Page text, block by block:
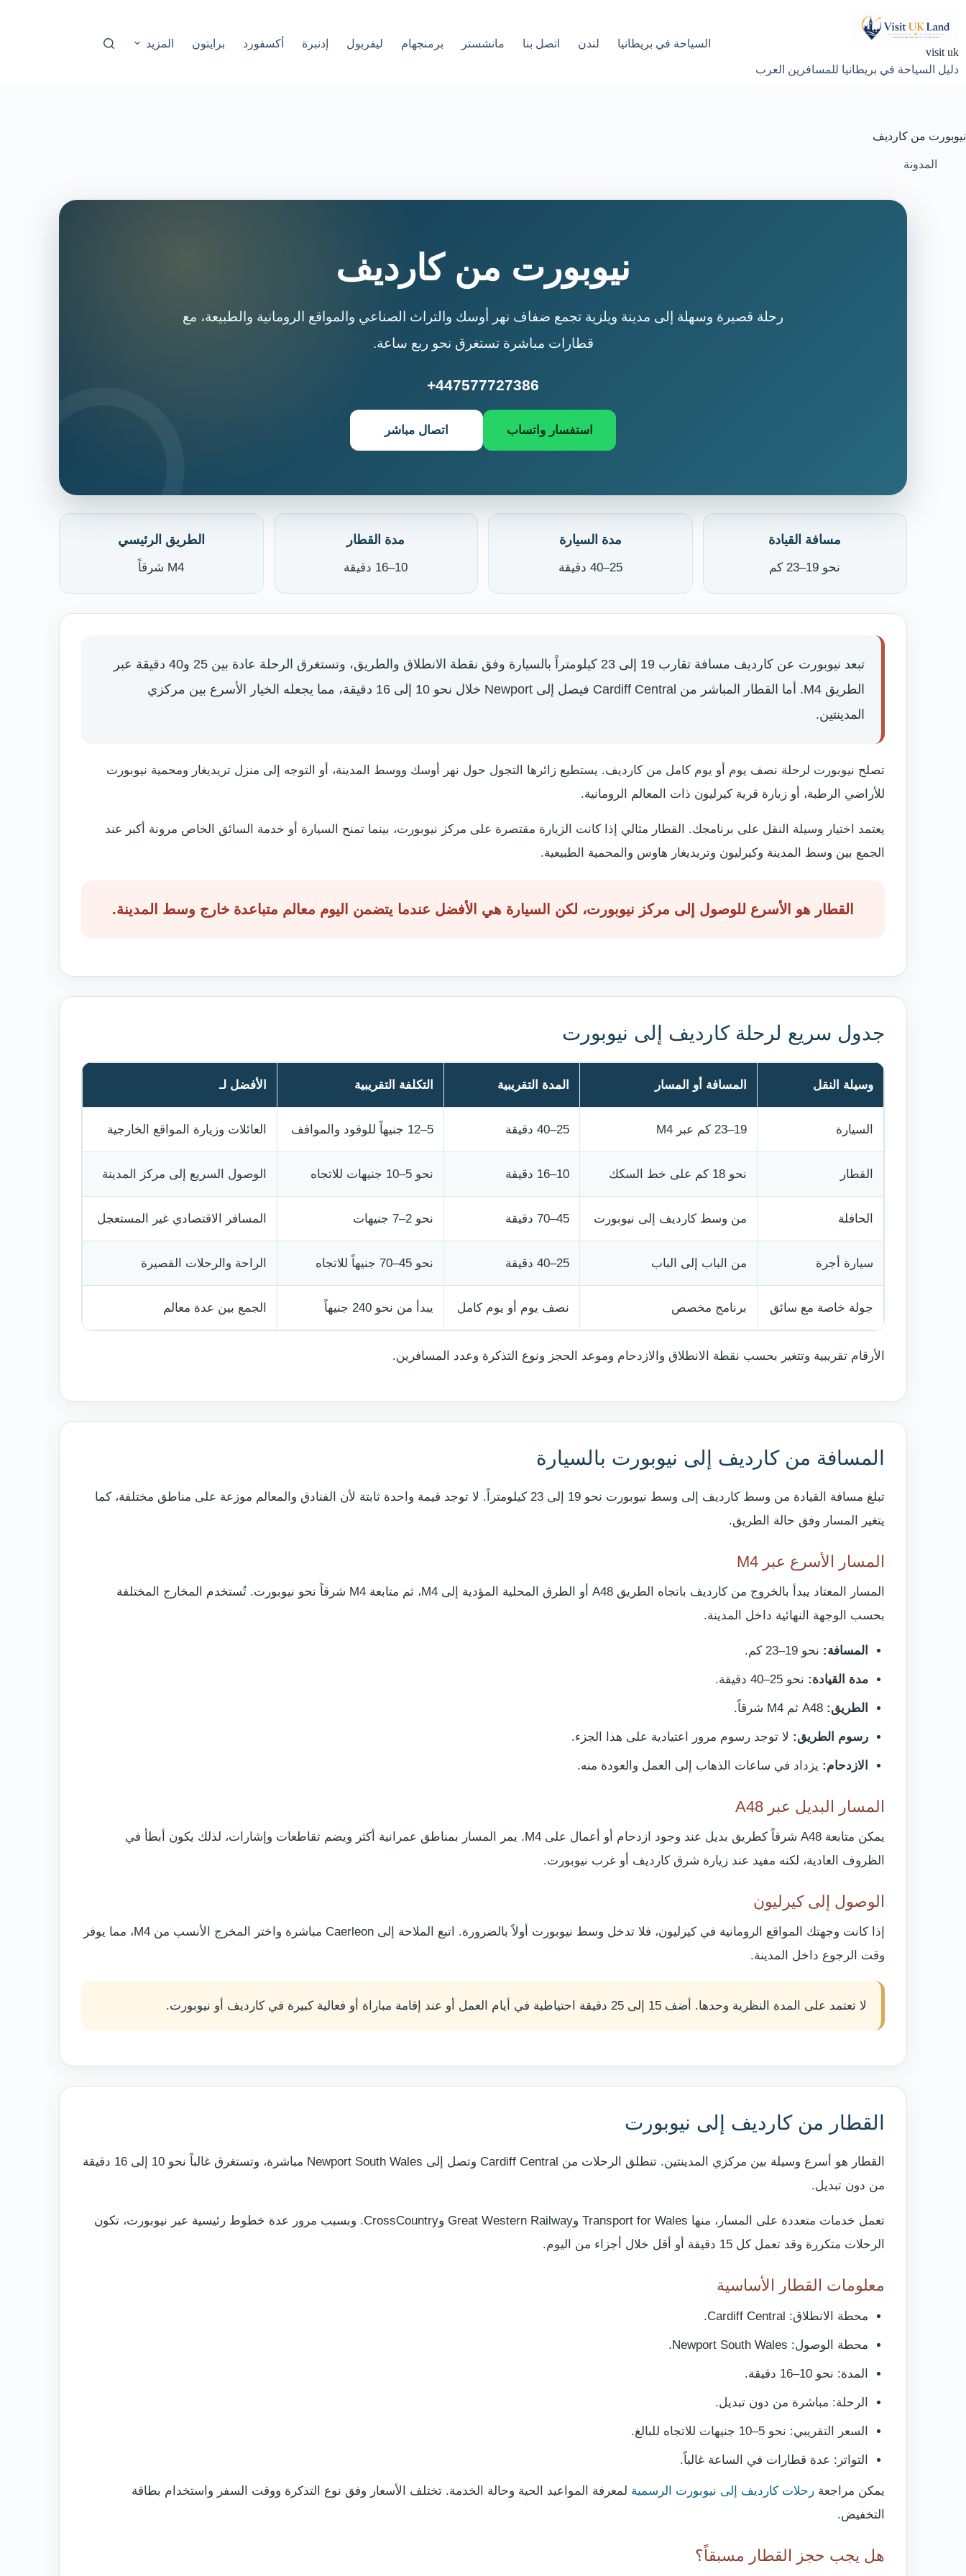
المحتوى
visit uk
دليل السياحة في بريطانيا للمسافرين العرب
السياحة في بريطانيا لندن اتصل بنا مانشستر برمنجهام ليفربول إدنبرة أكسفورد برايتون المزيد
نيوبورت من كارديف
المدونة
نيوبورت من كارديف
رحلة قصيرة وسهلة إلى مدينة ويلزية تجمع ضفاف نهر أوسك والتراث الصناعي والمواقع الرومانية والطبيعة، مع
قطارات مباشرة تستغرق نحو ربع ساعة.
+447577727386
استفسار واتساب اتصال مباشر
مسافة القيادة
نحو 19–23 كم
مدة السيارة
25–40 دقيقة
مدة القطار
10–16 دقيقة
الطريق الرئيسي
M4 شرقاً
تبعد نيوبورت عن كارديف مسافة تقارب 19 إلى 23 كيلومتراً بالسيارة وفق نقطة الانطلاق والطريق، وتستغرق الرحلة عادة بين 25 و40 دقيقة عبر
الطريق M4. أما القطار المباشر من Cardiff Central فيصل إلى Newport خلال نحو 10 إلى 16 دقيقة، مما يجعله الخيار الأسرع بين مركزي
المدينتين.
تصلح نيوبورت لرحلة نصف يوم أو يوم كامل من كارديف. يستطيع زائرها التجول حول نهر أوسك ووسط المدينة، أو التوجه إلى منزل تريديغار ومحمية نيوبورت
للأراضي الرطبة، أو زيارة قرية كيرليون ذات المعالم الرومانية.
يعتمد اختيار وسيلة النقل على برنامجك. القطار مثالي إذا كانت الزيارة مقتصرة على مركز نيوبورت، بينما تمنح السيارة أو خدمة السائق الخاص مرونة أكبر عند
الجمع بين وسط المدينة وكيرليون وتريديغار هاوس والمحمية الطبيعية.
القطار هو الأسرع للوصول إلى مركز نيوبورت، لكن السيارة هي الأفضل عندما يتضمن اليوم معالم متباعدة خارج وسط المدينة.
جدول سريع لرحلة كارديف إلى نيوبورت
وسيلة النقل المسافة أو المسار المدة التقريبية التكلفة التقريبية الأفضل لـ
السيارة 19–23 كم عبر M4 25–40 دقيقة 5–12 جنيهاً للوقود والمواقف العائلات وزيارة المواقع الخارجية
القطار نحو 18 كم على خط السكك 10–16 دقيقة نحو 5–10 جنيهات للاتجاه الوصول السريع إلى مركز المدينة
الحافلة من وسط كارديف إلى نيوبورت 45–70 دقيقة نحو 2–7 جنيهات المسافر الاقتصادي غير المستعجل
سيارة أجرة من الباب إلى الباب 25–40 دقيقة نحو 45–70 جنيهاً للاتجاه الراحة والرحلات القصيرة
جولة خاصة مع سائق برنامج مخصص نصف يوم أو يوم كامل يبدأ من نحو 240 جنيهاً الجمع بين عدة معالم
الأرقام تقريبية وتتغير بحسب نقطة الانطلاق والازدحام وموعد الحجز ونوع التذكرة وعدد المسافرين.
المسافة من كارديف إلى نيوبورت بالسيارة
تبلغ مسافة القيادة من وسط كارديف إلى وسط نيوبورت نحو 19 إلى 23 كيلومتراً. لا توجد قيمة واحدة ثابتة لأن الفنادق والمعالم موزعة على مناطق مختلفة، كما
يتغير المسار وفق حالة الطريق.
المسار الأسرع عبر M4
المسار المعتاد يبدأ بالخروج من كارديف باتجاه الطريق A48 أو الطرق المحلية المؤدية إلى M4، ثم متابعة M4 شرقاً نحو نيوبورت. تُستخدم المخارج المختلفة
بحسب الوجهة النهائية داخل المدينة.
المسافة: نحو 19–23 كم.
مدة القيادة: نحو 25–40 دقيقة.
الطريق:
رسوم الطريق: لا توجد رسوم مرور اعتيادية على هذا الجزء.
الازدحام: يزداد في ساعات الذهاب إلى العمل والعودة منه.
المسار البديل عبر A48
يمكن متابعة A48 شرقاً كطريق بديل عند وجود ازدحام أو أعمال على M4. يمر المسار بمناطق عمرانية أكثر ويضم تقاطعات وإشارات، لذلك يكون أبطأ في
الظروف العادية، لكنه مفيد عند زيارة شرق كارديف أو غرب نيوبورت.
الوصول إلى كيرليون
إذا كانت وجهتك المواقع الرومانية في كيرليون، فلا تدخل وسط نيوبورت أولاً بالضرورة. اتبع الملاحة إلى Caerleon مباشرة واختر المخرج الأنسب من M4، مما يوفر
وقت الرجوع داخل المدينة.
لا تعتمد على المدة النظرية وحدها. أضف 15 إلى 25 دقيقة احتياطية في أيام العمل أو عند إقامة مباراة أو فعالية كبيرة في كارديف أو نيوبورت.
القطار من كارديف إلى نيوبورت
القطار هو أسرع وسيلة بين مركزي المدينتين. تنطلق الرحلات من Cardiff Central وتصل إلى Newport South Wales مباشرة، وتستغرق غالباً نحو 10 إلى 16 دقيقة
من دون تبديل.
تعمل خدمات متعددة على المسار، منها Transport for Wales وGreat Western Railway وCrossCountry. وبسبب مرور عدة خطوط رئيسية عبر نيوبورت، تكون
الرحلات متكررة وقد تعمل كل 15 دقيقة أو أقل خلال أجزاء من اليوم.
معلومات القطار الأساسية
محطة الانطلاق: Cardiff Central.
محطة الوصول: Newport South Wales.
المدة: نحو 10–16 دقيقة.
الرحلة: مباشرة من دون تبديل.
السعر التقريبي: نحو 5–10 جنيهات للاتجاه للبالغ.
التواتر: عدة قطارات في الساعة غالباً.
يمكن مراجعة رحلات كارديف إلى نيوبورت الرسمية لمعرفة المواعيد الحية وحالة الخدمة. تختلف الأسعار وفق نوع التذكرة ووقت السفر واستخدام بطاقة
التخفيض.
هل يجب حجز القطار مسبقاً؟